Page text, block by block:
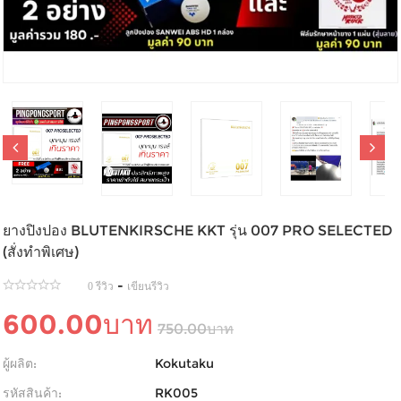
ยางปิงปอง BLUTENKIRSCHE KKT รุ่น 007 PRO SELECTED
(สั่งทำพิเศษ)
0 รีวิว - เขียนรีวิว
600.00บาท 750.00บาท
ผู้ผลิต:
Kokutaku
รหัสสินค้า:
RK005